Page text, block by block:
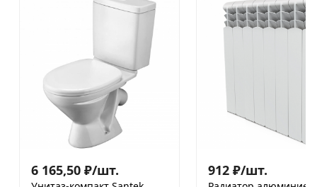
6 165,50 ₽/шт. 912 ₽/шт.